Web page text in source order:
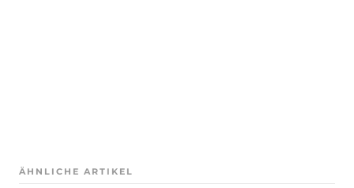
ÄHNLICHE ARTIKEL